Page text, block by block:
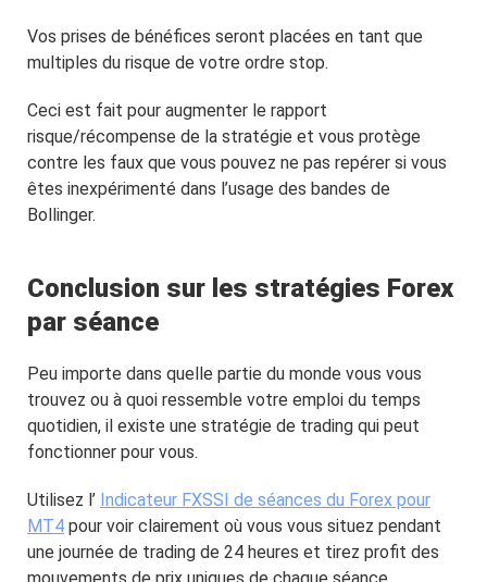
Vos prises de bénéfices seront placées en tant que
multiples du risque de votre ordre stop.
Ceci est fait pour augmenter le rapport
risque/récompense de la stratégie et vous protège
contre les faux que vous pouvez ne pas repérer si vous
êtes inexpérimenté dans l’usage des bandes de
Bollinger.
Conclusion sur les stratégies Forex
par séance
Peu importe dans quelle partie du monde vous vous
trouvez ou à quoi ressemble votre emploi du temps
quotidien, il existe une stratégie de trading qui peut
fonctionner pour vous.
Utilisez l’ Indicateur FXSSI de séances du Forex pour
MT4 pour voir clairement où vous vous situez pendant
une journée de trading de 24 heures et tirez profit des